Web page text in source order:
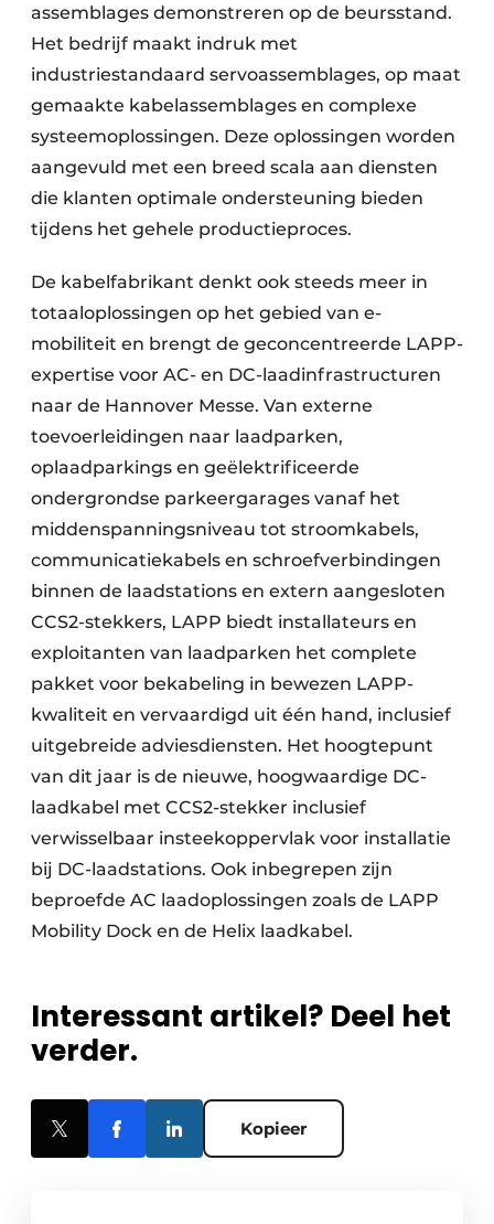
assemblages demonstreren op de beursstand.
Het bedrijf maakt indruk met
industriestandaard servoassemblages, op maat
gemaakte kabelassemblages en complexe
systeemoplossingen. Deze oplossingen worden
aangevuld met een breed scala aan diensten
die klanten optimale ondersteuning bieden
tijdens het gehele productieproces.
De kabelfabrikant denkt ook steeds meer in
totaaloplossingen op het gebied van e-
mobiliteit en brengt de geconcentreerde LAPP-
expertise voor AC- en DC-laadinfrastructuren
naar de Hannover Messe. Van externe
toevoerleidingen naar laadparken,
oplaadparkings en geëlektrificeerde
ondergrondse parkeergarages vanaf het
middenspanningsniveau tot stroomkabels,
communicatiekabels en schroefverbindingen
binnen de laadstations en extern aangesloten
CCS2-stekkers, LAPP biedt installateurs en
exploitanten van laadparken het complete
pakket voor bekabeling in bewezen LAPP-
kwaliteit en vervaardigd uit één hand, inclusief
uitgebreide adviesdiensten. Het hoogtepunt
van dit jaar is de nieuwe, hoogwaardige DC-
laadkabel met CCS2-stekker inclusief
verwisselbaar insteekoppervlak voor installatie
bij DC-laadstations. Ook inbegrepen zijn
beproefde AC laadoplossingen zoals de LAPP
Mobility Dock en de Helix laadkabel.
Interessant artikel? Deel het
verder.
Kopieer